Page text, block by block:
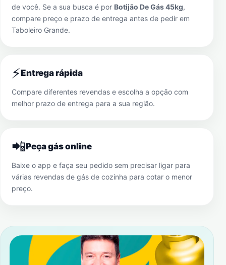
de você. Se a sua busca é por Botijão De Gás 45kg,
compare preço e prazo de entrega antes de pedir em
Taboleiro Grande.
⚡Entrega rápida
Compare diferentes revendas e escolha a opção com
melhor prazo de entrega para a sua região.
📲Peça gás online
Baixe o app e faça seu pedido sem precisar ligar para
várias revendas de gás de cozinha para cotar o menor
preço.